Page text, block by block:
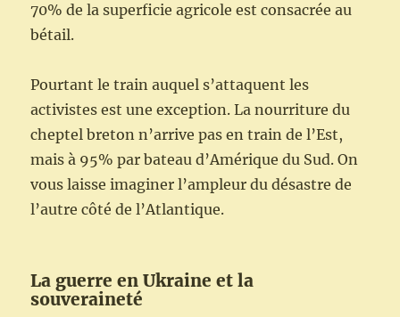
70% de la superficie agricole est consacrée au
bétail.
Pourtant le train auquel s’attaquent les
activistes est une exception. La nourriture du
cheptel breton n’arrive pas en train de l’Est,
mais à 95% par bateau d’Amérique du Sud. On
vous laisse imaginer l’ampleur du désastre de
l’autre côté de l’Atlantique.
La guerre en Ukraine et la
souveraineté